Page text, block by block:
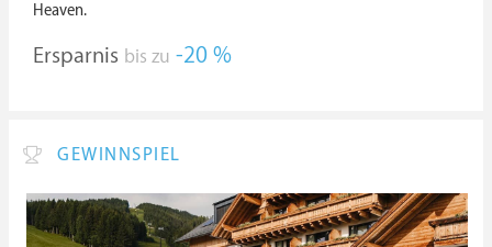
Heaven.
Ersparnis bis zu -20 %
GEWINNSPIEL